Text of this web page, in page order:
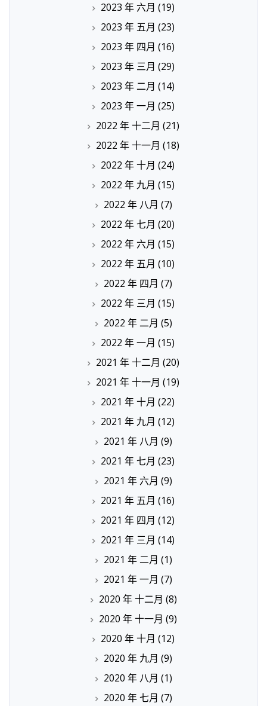
2023 年 六月 (19)
2023 年 五月 (23)
2023 年 四月 (16)
2023 年 三月 (29)
2023 年 二月 (14)
2023 年 一月 (25)
2022 年 十二月 (21)
2022 年 十一月 (18)
2022 年 十月 (24)
2022 年 九月 (15)
2022 年 八月 (7)
2022 年 七月 (20)
2022 年 六月 (15)
2022 年 五月 (10)
2022 年 四月 (7)
2022 年 三月 (15)
2022 年 二月 (5)
2022 年 一月 (15)
2021 年 十二月 (20)
2021 年 十一月 (19)
2021 年 十月 (22)
2021 年 九月 (12)
2021 年 八月 (9)
2021 年 七月 (23)
2021 年 六月 (9)
2021 年 五月 (16)
2021 年 四月 (12)
2021 年 三月 (14)
2021 年 二月 (1)
2021 年 一月 (7)
2020 年 十二月 (8)
2020 年 十一月 (9)
2020 年 十月 (12)
2020 年 九月 (9)
2020 年 八月 (1)
2020 年 七月 (7)